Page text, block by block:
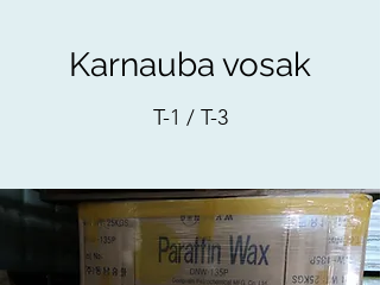
Karnauba vosak
T-1 / T-3